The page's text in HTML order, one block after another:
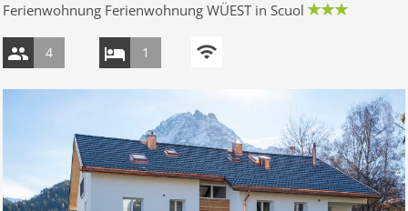
Ferienwohnung Ferienwohnung WÜEST in Scuol
4 1